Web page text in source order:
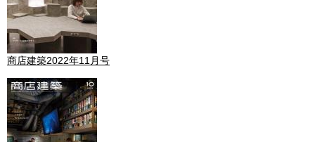
商店建築2022年11月号